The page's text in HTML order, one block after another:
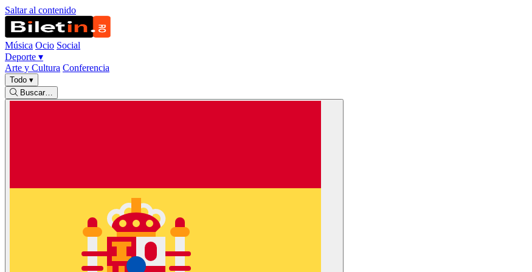
Saltar al contenido
Música Ocio Social
Deporte ▾
Arte y Cultura Conferencia
Todo ▾
Buscar…